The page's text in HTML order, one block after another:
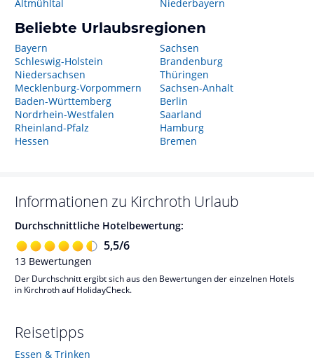
Altmühltal Niederbayern
Beliebte Urlaubsregionen
Bayern
Schleswig-Holstein
Niedersachsen
Mecklenburg-Vorpommern
Baden-Württemberg
Nordrhein-Westfalen
Rheinland-Pfalz
Hessen
Sachsen
Brandenburg
Thüringen
Sachsen-Anhalt
Berlin
Saarland
Hamburg
Bremen
Informationen zu Kirchroth Urlaub
Durchschnittliche Hotelbewertung:
5,5/6
13 Bewertungen
Der Durchschnitt ergibt sich aus den Bewertungen der einzelnen Hotels
in Kirchroth auf HolidayCheck.
Reisetipps
Essen & Trinken